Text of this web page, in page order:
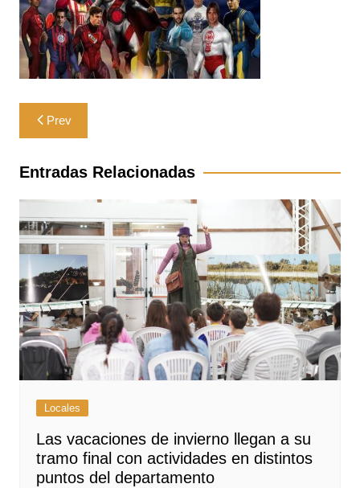
Navegación
de
entradas
Prev
Entradas Relacionadas
Locales
Las vacaciones de invierno llegan a su
tramo final con actividades en distintos
puntos del departamento